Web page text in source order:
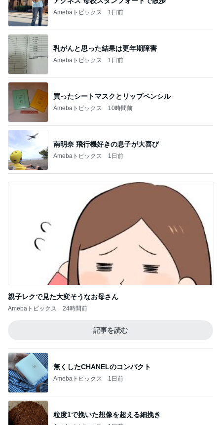
Amebaトピックス 1日前
乳がんと思った結果は更年期障害
Amebaトピックス 1日前
買ったシートマスクとリップペンシル
Amebaトピックス 10時間前
南明奈 飛行機好きの息子が大喜び
Amebaトピックス 1日前
親子レクで見た大変そうなお母さん
Amebaトピックス 24時間前
記事を読む
無くしたCHANELのコンパクト
Amebaトピックス 1日前
粒度1で挽いた想像を超える細挽き